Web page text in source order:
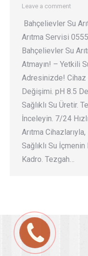
Leave a comment
Bahçelievler Su
Arıtma Servisi
Bahçelievler Su
Atmayın! – Yetkili
Adresinizde! Cihaz
Değişimi. pH 8.5
Sağlıklı Su Üretir.
İnceleyin. 7/24
Arıtma
Sağlıklı Su
Kadro. Tezgah…